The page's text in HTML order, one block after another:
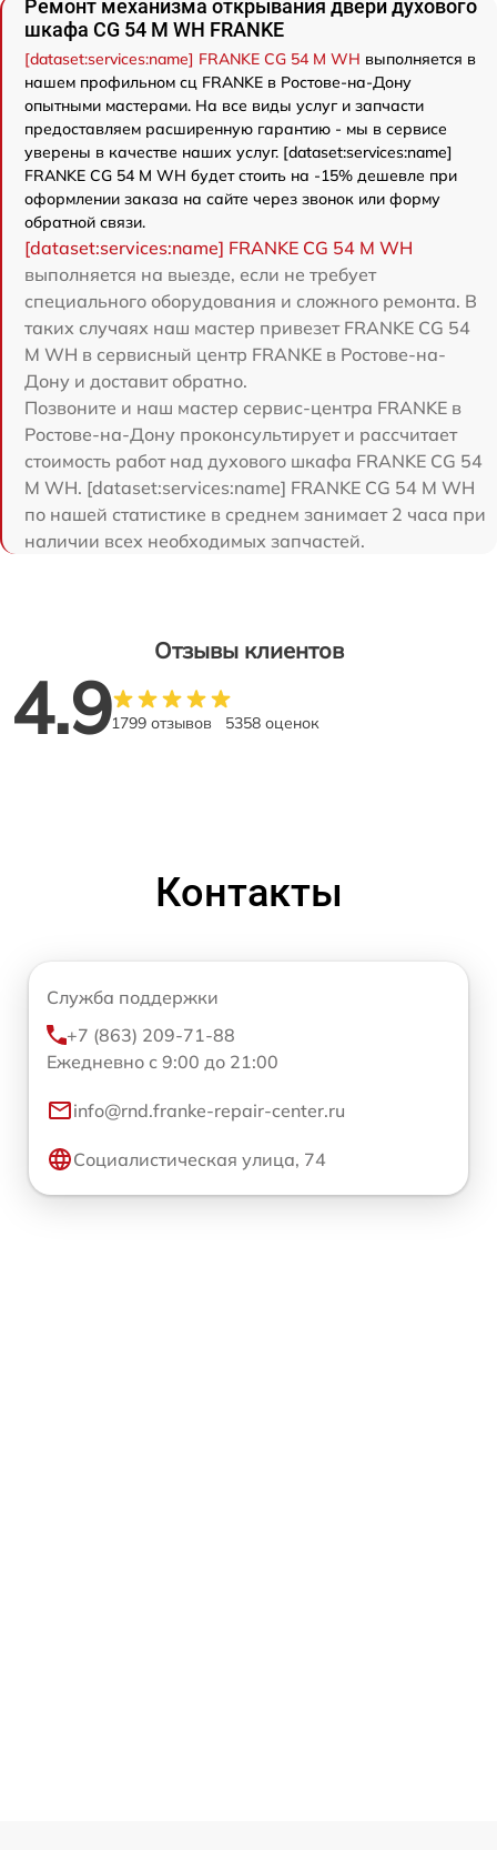
Ремонт механизма открывания двери духового
шкафа CG 54 M WH FRANKE
[dataset:services:name] FRANKE CG 54 M WH выполняется в
нашем профильном сц FRANKE в Ростове-на-Дону
опытными мастерами. На все виды услуг и запчасти
предоставляем расширенную гарантию - мы в сервисе
уверены в качестве наших услуг. [dataset:services:name]
FRANKE CG 54 M WH будет стоить на -15% дешевле при
оформлении заказа на сайте через звонок или форму
обратной связи.
[dataset:services:name] FRANKE CG 54 M WH
выполняется на выезде, если не требует
специального оборудования и сложного ремонта. В
таких случаях наш мастер привезет FRANKE CG 54
M WH в сервисный центр FRANKE в Ростове-на-
Дону и доставит обратно.
Позвоните и наш мастер сервис-центра FRANKE в
Ростове-на-Дону проконсультирует и рассчитает
стоимость работ над духового шкафа FRANKE CG 54
M WH. [dataset:services:name] FRANKE CG 54 M WH
по нашей статистике в среднем занимает 2 часа при
наличии всех необходимых запчастей.
Отзывы клиентов
4.91799 отзывов 5358 оценок
Контакты
Служба поддержки
+7 (863) 209-71-88
Ежедневно с 9:00 до 21:00
info@rnd.franke-repair-center.ru
Социалистическая улица, 74